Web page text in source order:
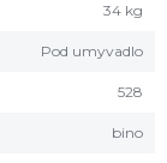
34 kg
Pod umyvadlo
528
bino